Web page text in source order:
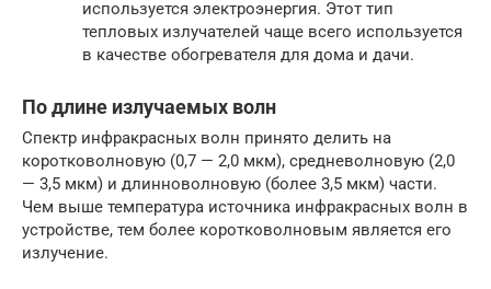
используется электроэнергия. Этот тип
тепловых излучателей чаще всего используется
в качестве обогревателя для дома и дачи.
По длине излучаемых волн
Спектр инфракрасных волн принято делить на
коротковолновую (0,7 — 2,0 мкм), средневолновую (2,0
— 3,5 мкм) и длинноволновую (более 3,5 мкм) части.
Чем выше температура источника инфракрасных волн в
устройстве, тем более коротковолновым является его
излучение.